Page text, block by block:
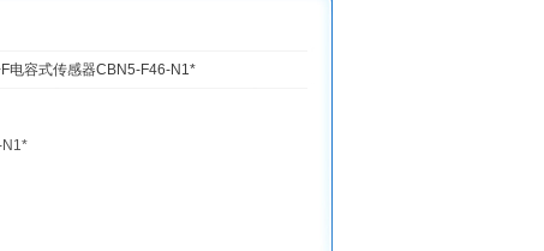
电容式传感器CBN5-F46-N1*
N1*